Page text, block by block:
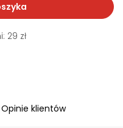
29 zł
Opinie klientów